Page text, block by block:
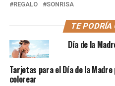
REGALO
SONRISA
TE PODRÍA
Día de la
Tarjetas para el Día de la Madre
colorear